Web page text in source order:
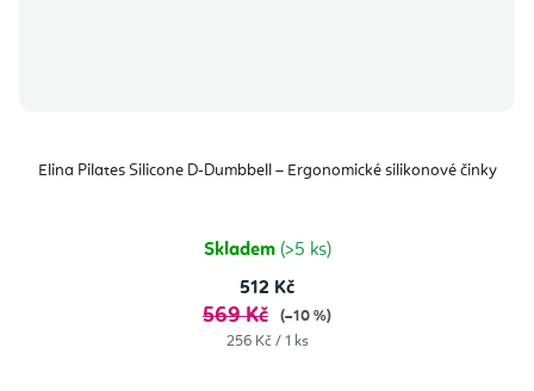
Elina Pilates Silicone D-Dumbbell – Ergonomické silikonové činky
Skladem (>5 ks)
512 Kč
569 Kč
(–10 %)
Měrná
256 Kč / 1 ks